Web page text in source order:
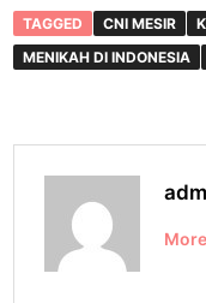
e
b
o
k
l
TAGGED CNI MESIR
MENIKAH DI INDONESIA